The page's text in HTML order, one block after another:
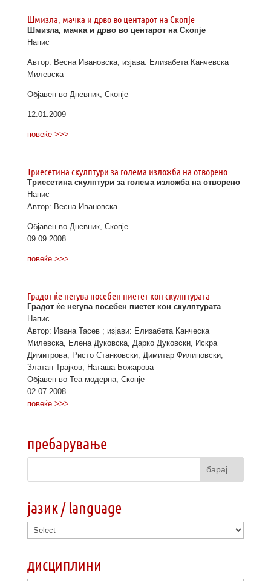
Шмизла, мачка и дрво во центарот на Скопје
Шмизла, мачка и дрво во центарот на Скопје
Напис
Автор: Весна Ивановска; изјава: Елизабета Канчевска
Милевска
Објавен во Дневник, Скопје
12.01.2009
повеќе >>>
Триесетина скулптури за голема изложба на отворено
Триесетина скулптури за голема изложба на отворено
Hапис
Автор: Весна Ивановска
Објавен во Дневник, Скопје
09.09.2008
повеќе >>>
Градот ќе негува посебен пиетет кон скулптурата
Градот ќе негува посебен пиетет кон скулптурата
Напис
Автор: Ивана Тасев ; изјави: Елизабета Канческа
Милевска, Елена Дуковска, Дарко Дуковски, Искра
Димитрова, Ристо Станковски, Димитар Филиповски,
Златан Трајков, Наташа Божарова
Објавен во Теа модерна, Скопје
02.07.2008
повеќе >>>
пребарување
јазик / language
дисциплини